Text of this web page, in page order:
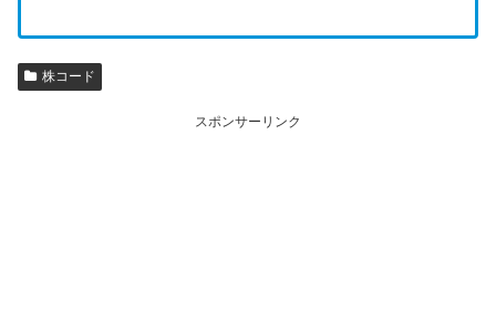
株コード
スポンサーリンク